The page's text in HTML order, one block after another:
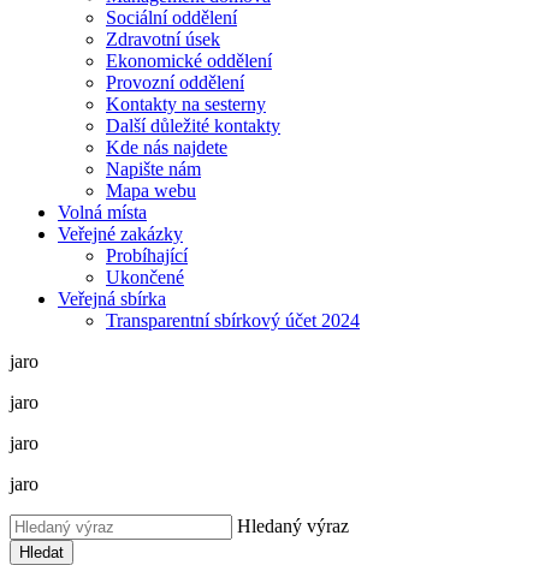
Sociální oddělení
Zdravotní úsek
Ekonomické oddělení
Provozní oddělení
Kontakty na sesterny
Další důležité kontakty
Kde nás najdete
Napište nám
Mapa webu
Volná místa
Veřejné zakázky
Probíhající
Ukončené
Veřejná sbírka
Transparentní sbírkový účet 2024
jaro
jaro
jaro
jaro
Hledaný výraz
Hledat